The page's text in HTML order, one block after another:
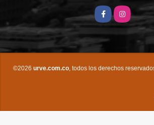
FacebookInstagram
©2026 urve.com.co, todos los derechos